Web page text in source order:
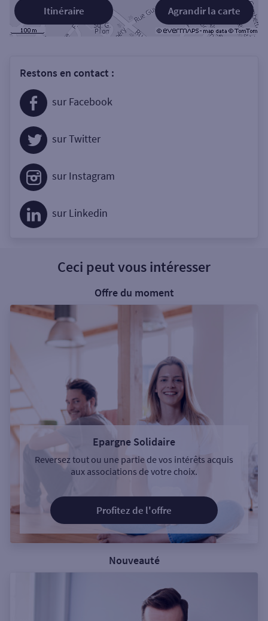
Agrandir la carte
Itinéraire
Restons en contact :
sur Facebook
sur Twitter
sur Instagram
sur Linkedin
Ceci peut vous intéresser
Offre du moment
Epargne Solidaire
Reversez tout ou une partie de vos intérêts acquis
aux associations de votre choix.
Profitez de l'offre
Nouveauté